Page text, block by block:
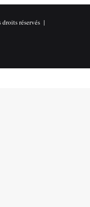
réservés |